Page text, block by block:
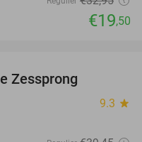
€19,50
Zessprong
9.3 star